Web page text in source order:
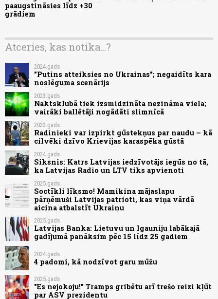
paaugstināsies līdz +30
grādiem
Atceries, kas notika...?
2024.gads
"Putins atteiksies no Ukrainas"; negaidīts kara
noslēguma scenārijs
2023.gads
Naktsklubā tiek izsmidzināta nezināma viela;
vairāki ballētāji nogādāti slimnīcā
2023.gads
Radinieki var izpirkt gūstekņus par naudu – kā
cilvēki dzīvo Krievijas karaspēka gūstā
2024.gads
Siksnis: Katrs Latvijas iedzīvotājs iegūs no tā,
ka Latvijas Radio un LTV tiks apvienoti
2025.gads
Soctīkli līksmo! Mamikina mājaslapu
pārņēmuši Latvijas patrioti, kas viņa vārdā
aicina atbalstīt Ukrainu
2025.gads
Latvijas Banka: Lietuvu un Igauniju labākajā
gadījumā panāksim pēc 15 līdz 25 gadiem
2024.gads
4 padomi, kā nodzīvot garu mūžu
2025.gads
"Es nejokoju!" Tramps gribētu arī trešo reizi kļūt
par ASV prezidentu